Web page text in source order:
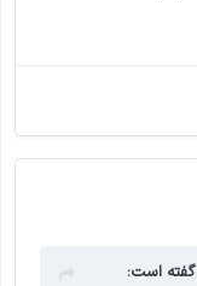
گفته است: